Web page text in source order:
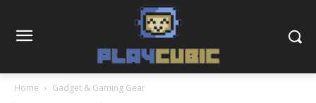
Home Gadget & Gaming Gear